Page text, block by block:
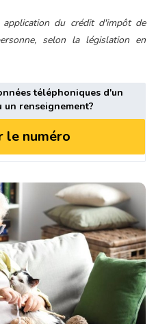
du crédit d'impôt de
selon la législation en
téléphoniques d'un
un renseignement?
le numéro